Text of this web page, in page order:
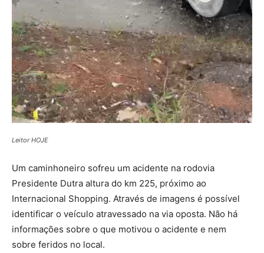
Leitor HOJE
Um caminhoneiro sofreu um acidente na rodovia
Presidente Dutra altura do km 225, próximo ao
Internacional Shopping. Através de imagens é possível
identificar o veículo atravessado na via oposta. Não há
informações sobre o que motivou o acidente e nem
sobre feridos no local.